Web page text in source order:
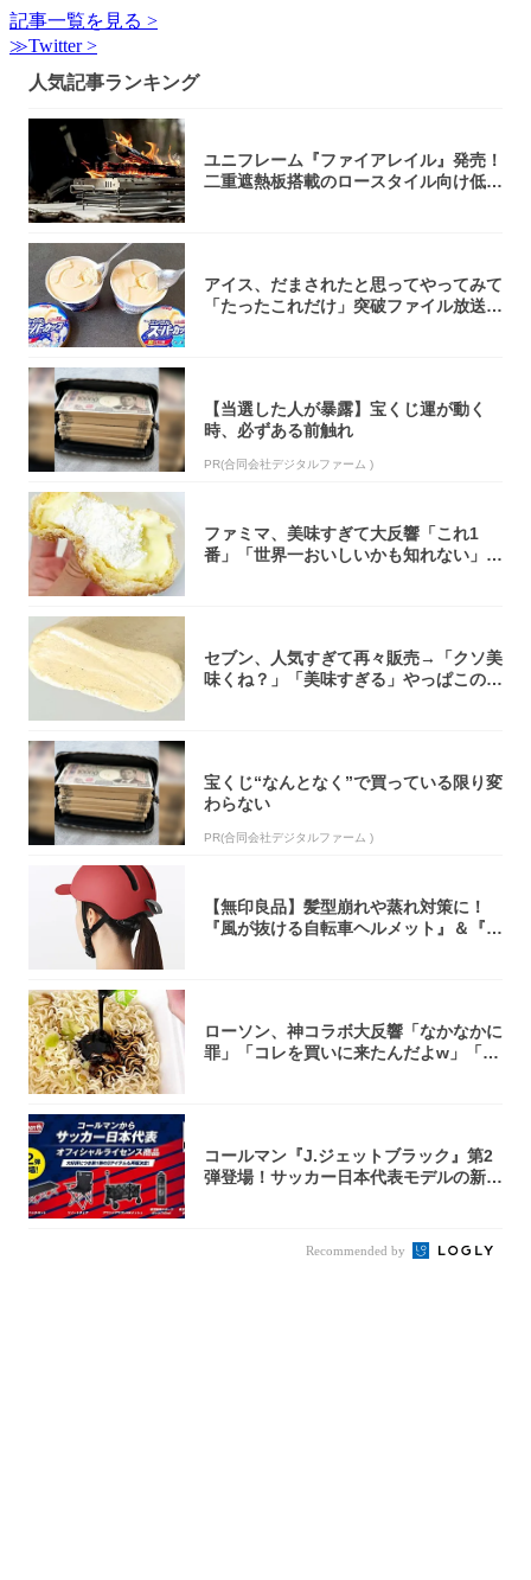
記事一覧を見る >
≫Twitter >
人気記事ランキング
ユニフレーム『ファイアレイル』発売！
二重遮熱板搭載のロースタイル向け低型
アイス、だまされたと思ってやってみて
「たったこれだけ」突破ファイル放送で
【当選した人が暴露】宝くじ運が動く
時、必ずある前触れ
PR(合同会社デジタルファーム )
ファミマ、美味すぎて大反響「これ1
番」「世界一おいしいかも知れない」
セブン、人気すぎて再々販売→「クソ美
味くね？」「美味すぎる」やっぱこのク
宝くじ“なんとなく”で買っている限り変
わらない
PR(合同会社デジタルファーム )
【無印良品】髪型崩れや蒸れ対策に！
『風が抜ける自転車ヘルメット』＆『2
ローソン、神コラボ大反響「なかなかに
罪」「コレを買いに来たんだよw」「３
コールマン『J.ジェットブラック』第2
弾登場！サッカー日本代表モデルの新作
Recommended by